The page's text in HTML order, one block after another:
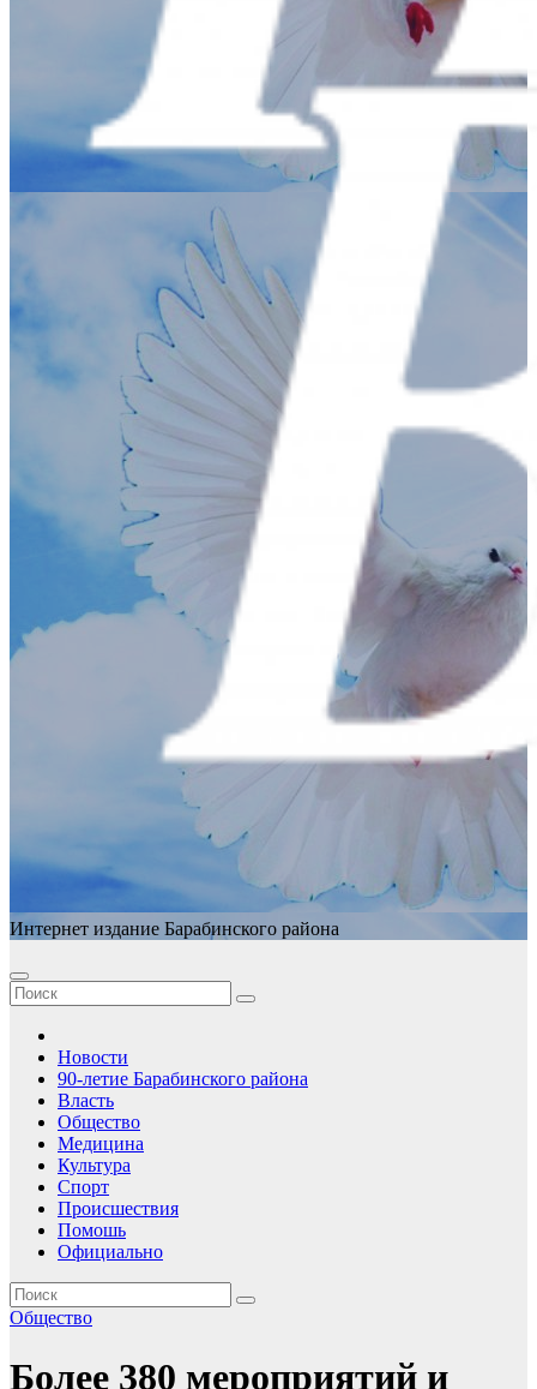
Интернет издание Барабинского района
Новости
90-летие Барабинского района
Власть
Общество
Медицина
Культура
Спорт
Происшествия
Помошь
Официально
Общество
Более 380 мероприятий и